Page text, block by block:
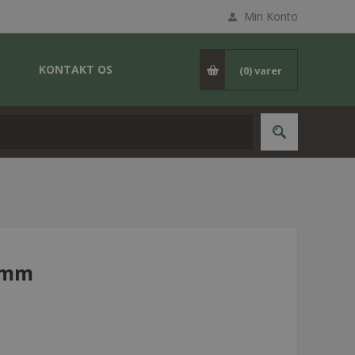
Min Konto
KONTAKT OS (0)varer